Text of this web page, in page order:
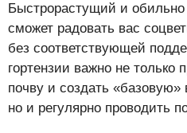
Быстрорастущий и
сможет радовать вас
без соответствующей
гортензии важно не только
почву и создать «базовую»
но и регулярно проводить